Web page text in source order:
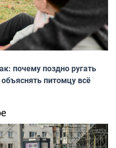
почему поздно ругать
питомцу всё